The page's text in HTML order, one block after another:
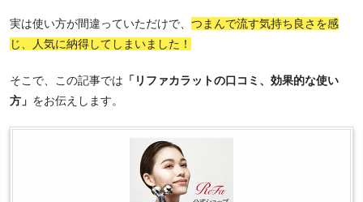
実は使い方が間違っていただけで、 つまんで流す気持ち良さを感
じ、人気に納得してしまいました！
そこで、この記事では 「リファカラットの口コミ、効果的な使い
方」 をお伝えします。